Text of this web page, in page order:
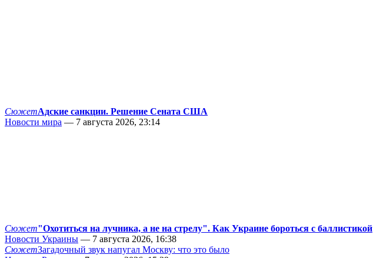
СюжетАдские санкции. Решение Сената США
Новости мира — 7 августа 2026, 23:14
Сюжет"Охотиться на лучника, а не на стрелу". Как Украине бороться с баллистикой
Новости Украины — 7 августа 2026, 16:38
СюжетЗагадочный звук напугал Москву: что это было